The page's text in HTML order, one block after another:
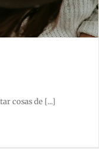
cosas de [...]